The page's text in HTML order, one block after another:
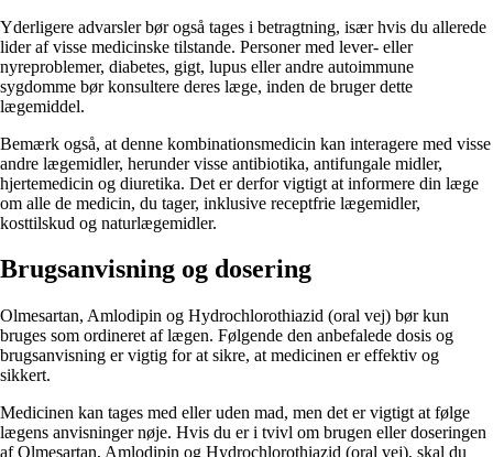
Yderligere advarsler bør også tages i betragtning, især hvis du allerede
lider af visse medicinske tilstande. Personer med lever- eller
nyreproblemer, diabetes, gigt, lupus eller andre autoimmune
sygdomme bør konsultere deres læge, inden de bruger dette
lægemiddel.
Bemærk også, at denne kombinationsmedicin kan interagere med visse
andre lægemidler, herunder visse antibiotika, antifungale midler,
hjertemedicin og diuretika. Det er derfor vigtigt at informere din læge
om alle de medicin, du tager, inklusive receptfrie lægemidler,
kosttilskud og naturlægemidler.
Brugsanvisning og dosering
Olmesartan, Amlodipin og Hydrochlorothiazid (oral vej) bør kun
bruges som ordineret af lægen. Følgende den anbefalede dosis og
brugsanvisning er vigtig for at sikre, at medicinen er effektiv og
sikkert.
Medicinen kan tages med eller uden mad, men det er vigtigt at følge
lægens anvisninger nøje. Hvis du er i tvivl om brugen eller doseringen
af ​​Olmesartan, Amlodipin og Hydrochlorothiazid (oral vej), skal du